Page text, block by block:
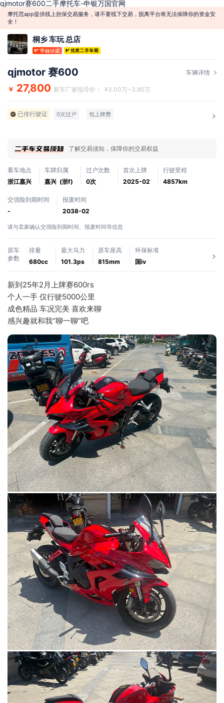
qjmotor赛600二手摩托车-申银万国官网
摩托范app提供线上担保交易服务，请不要线下交易，脱离平台将无法保障你的资金安
全！
桐乡 车玩 总店
qjmotor 赛600 车辆详情
￥ 27,800 新车厂家指导价： ¥3.00万~3.90万
已传行驶证 0次过户 包上牌费
了解交易须知，保障你的交易权益
看车地点
浙江嘉兴
车牌归属
嘉兴 (浙f)
过户次数
0次
首次上牌
2025-02
行驶里程
4857km
交强险到期时间
-
报废时间
2038-02
请与卖家确认交强险到期时间、报废时间等信息
原车
参数
排量
680cc
最大马力
101.3ps
原车座高
815mm
环保标准
国ⅳ
新到25年2月上牌赛600rs
个人一手 仅行驶5000公里
成色精品 车况完美 喜欢来聊
感兴趣就和我“聊一聊”吧